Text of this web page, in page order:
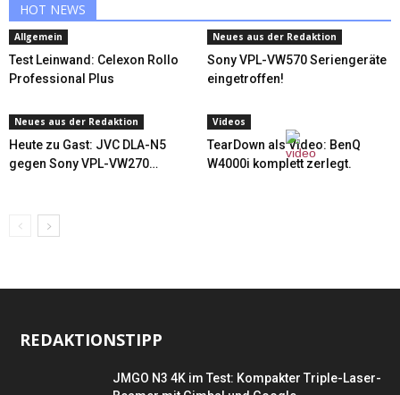
HOT NEWS
Allgemein
Test Leinwand: Celexon Rollo
Professional Plus
Neues aus der Redaktion
Sony VPL-VW570 Seriengeräte
eingetroffen!
Neues aus der Redaktion
Heute zu Gast: JVC DLA-N5
gegen Sony VPL-VW270…
Videos
TearDown als Video: BenQ
W4000i komplett zerlegt.
REDAKTIONSTIPP
JMGO N3 4K im Test: Kompakter Triple-Laser-